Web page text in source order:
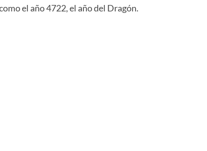
el año 4722, el año del Dragón.